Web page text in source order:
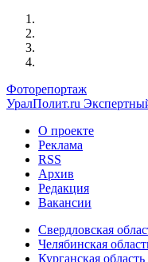
Фоторепортаж
УралПолит.ru
О проекте
Реклама
RSS
Архив
Редакция
Вакансии
Свердловская
Челябинская
Курганская область